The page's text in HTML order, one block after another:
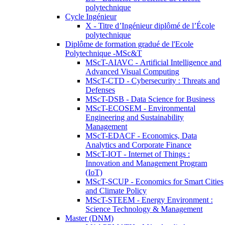
polytechnique
Cycle Ingénieur
X - Titre d’Ingénieur diplômé de l’École
polytechnique
Diplôme de formation gradué de l'Ecole
Polytechnique -MSc&T
MScT-AIAVC - Artificial Intelligence and
Advanced Visual Computing
MScT-CTD - Cybersecurity : Threats and
Defenses
MScT-DSB - Data Science for Business
MScT-ECOSEM - Environmental
Engineering and Sustainability
Management
MScT-EDACF - Economics, Data
Analytics and Corporate Finance
MScT-IOT - Internet of Things :
Innovation and Management Program
(IoT)
MScT-SCUP - Economics for Smart Cities
and Climate Policy
MScT-STEEM - Energy Environment :
Science Technology & Management
Master (DNM)